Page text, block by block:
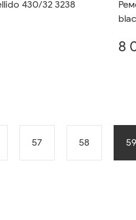
430/32 3238
8
57 58 59